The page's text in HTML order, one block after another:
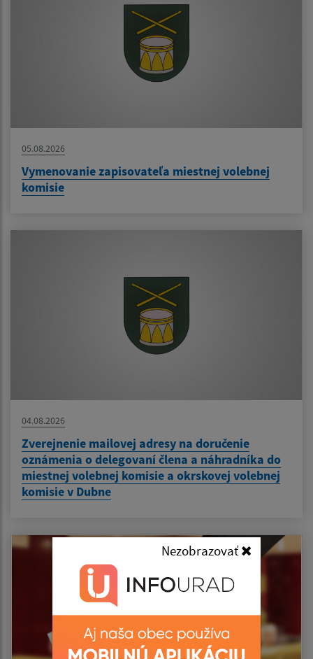
Nezobrazovať
05.08.2026
Vymenovanie zapisovateľa miestnej volebnej
komisie
04.08.2026
Zverejnenie mailovej adresy na doručenie
oznámenia o delegovaní člena a náhradníka do
miestnej volebnej komisie a okrskovej volebnej
komisie v Dubne